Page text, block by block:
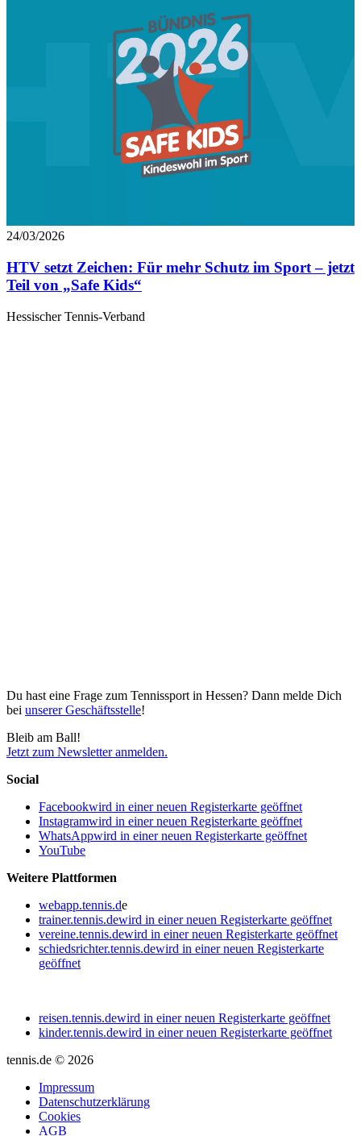
24/03/2026
HTV setzt Zeichen: Für mehr Schutz im Sport – jetzt
Teil von „Safe Kids“
Hessischer Tennis-Verband
Du hast eine Frage zum Tennissport in Hessen? Dann melde Dich
bei unserer Geschäftsstelle!
Bleib am Ball!
Jetzt zum Newsletter anmelden.
Social
Facebookwird in einer neuen Registerkarte geöffnet
Instagramwird in einer neuen Registerkarte geöffnet
WhatsAppwird in einer neuen Registerkarte geöffnet
YouTube
Weitere Plattformen
webapp.tennis.de
trainer.tennis.dewird in einer neuen Registerkarte geöffnet
vereine.tennis.dewird in einer neuen Registerkarte geöffnet
schiedsrichter.tennis.dewird in einer neuen Registerkarte
geöffnet
reisen.tennis.dewird in einer neuen Registerkarte geöffnet
kinder.tennis.dewird in einer neuen Registerkarte geöffnet
tennis.de © 2026
Impressum
Datenschutzerklärung
Cookies
AGB